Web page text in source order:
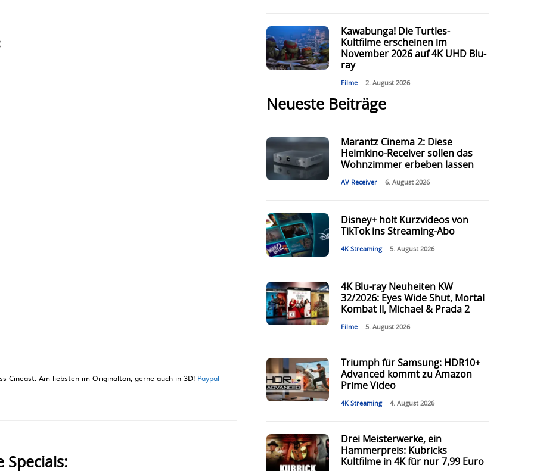
Cineast. Am liebsten im Originalton, gerne auch in 3D! Paypal-
Specials:
Kawabunga! Die Turtles-
Kultfilme erscheinen im
November 2026 auf 4K UHD Blu-
ray
Filme 2. August 2026
Neueste Beiträge
Marantz Cinema 2: Diese
Heimkino-Receiver sollen das
Wohnzimmer erbeben lassen
AV Receiver 6. August 2026
Disney+ holt Kurzvideos von
TikTok ins Streaming-Abo
4K Streaming 5. August 2026
4K Blu-ray Neuheiten KW
32/2026: Eyes Wide Shut, Mortal
Kombat II, Michael & Prada 2
Filme 5. August 2026
Triumph für Samsung: HDR10+
Advanced kommt zu Amazon
Prime Video
4K Streaming 4. August 2026
Drei Meisterwerke, ein
Hammerpreis: Kubricks
Kultfilme in 4K für nur 7,99 Euro